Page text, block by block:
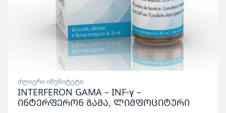
ძლიერი იმუნიტეტი
INTERFERON GAMA – INF-γ –
ინტერფერონ გამა, ლიმფოციტური